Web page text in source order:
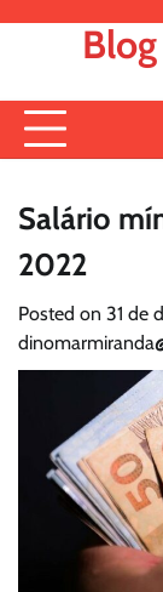
Salário
2022
Posted on 31 de